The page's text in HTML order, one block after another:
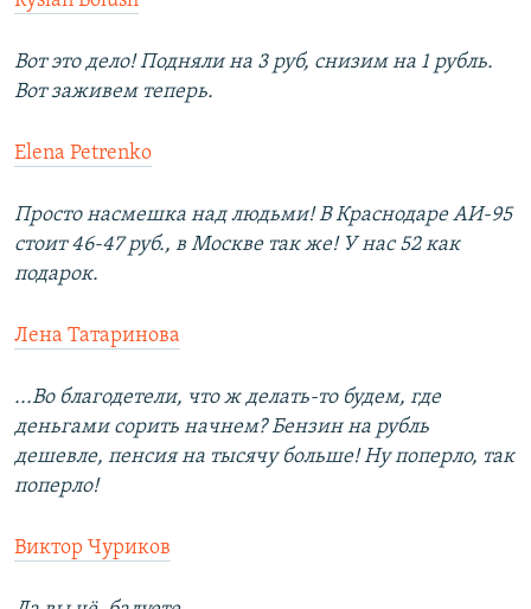
Вот это дело! Подняли на 3 руб, снизим на 1 рубль.
Вот заживем теперь.
Elena Petrenko
Просто насмешка над людьми! В Краснодаре АИ-95
стоит 46-47 руб., в Москве так же! У нас 52 как
подарок.
Лена Татаринова
...Во благодетели, что ж делать-то будем, где
деньгами сорить начнем? Бензин на рубль
дешевле, пенсия на тысячу больше! Ну поперло, так
поперло!
Виктор Чуриков